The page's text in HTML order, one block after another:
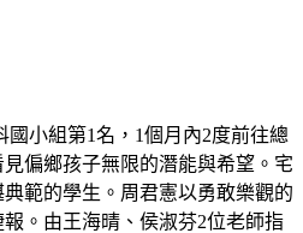
小組第1名，1個月內2度前往總
偏鄉孩子無限的潛能與希望。宅
範的學生。周君憲以勇敢樂觀的
。由王海晴、侯淑芬2位老師指